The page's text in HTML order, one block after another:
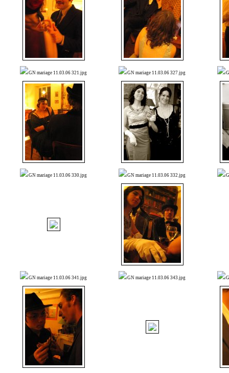
GN mariage 11.03.06 321.jpg GN mariage 11.03.06 327.jpg
GN mariage 11.03.06 330.jpg GN mariage 11.03.06 332.jpg
GN mariage 11.03.06 341.jpg GN mariage 11.03.06 343.jpg